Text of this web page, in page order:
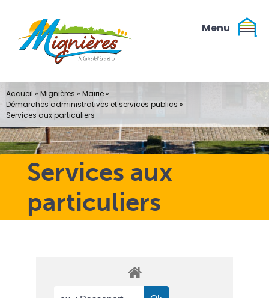
contenu
Services aux
particuliers
Accueil » Mignières » Mairie»
Démarches administratives et services publics »
Services aux particuliers